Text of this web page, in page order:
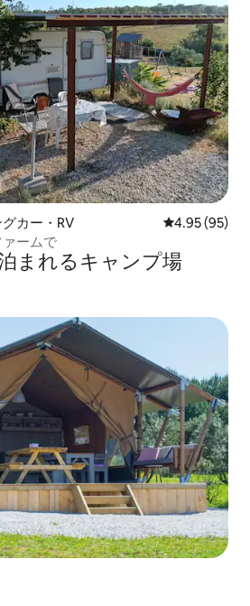
カー・RV レビュー95
4.95 (95)
ームで
まれるキャンプ場